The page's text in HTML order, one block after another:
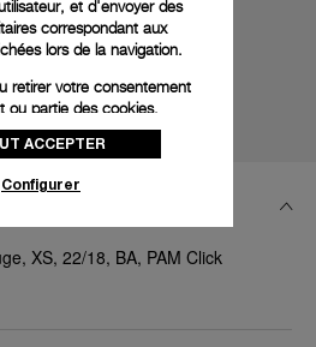
XS, 22/18, BA, PAM Click
et d'envoyer des
correspondant aux
lors de la navigation.
retirer votre consentement
ou partie des cookies,
» ou consultez notre
pour obtenir plus
pour l’utilisation
Tout refuser », vous
ACCEPTER
Configurer